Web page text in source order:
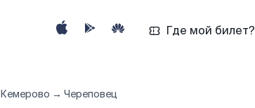
Где мой билет?
Кемерово → Череповец